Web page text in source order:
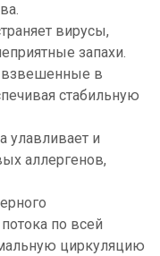
вирусы,
запахи.
взвешенные в
стабильную
улавливает и
аллергенов,
по всей
циркуляцию